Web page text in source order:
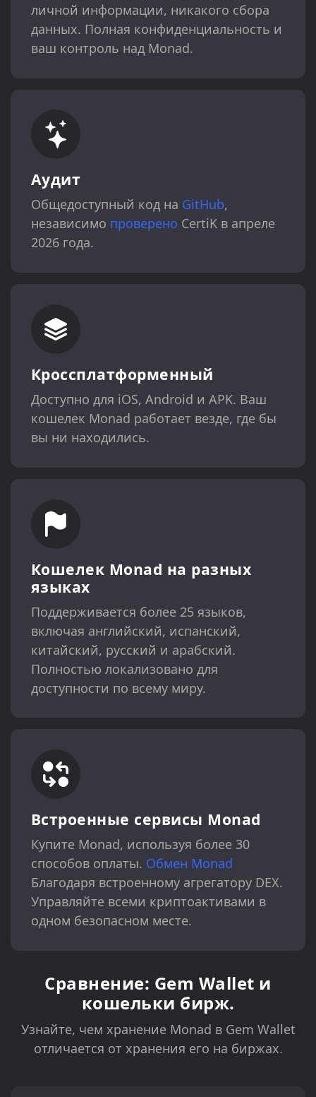
личной информации, никакого сбора
данных. Полная конфиденциальность и
ваш контроль над Monad.
Аудит
Общедоступный код на GitHub,
независимо проверено CertiK в апреле
2026 года.
Кроссплатформенный
Доступно для iOS, Android и APK. Ваш
кошелек Monad работает везде, где бы
вы ни находились.
Кошелек Monad на разных
языках
Поддерживается более 25 языков,
включая английский, испанский,
китайский, русский и арабский.
Полностью локализовано для
доступности по всему миру.
Встроенные сервисы Monad
Купите Monad, используя более 30
способов оплаты. Обмен Monad
Благодаря встроенному агрегатору DEX.
Управляйте всеми криптоактивами в
одном безопасном месте.
Сравнение: Gem Wallet и
кошельки бирж.
Узнайте, чем хранение Monad в Gem Wallet
отличается от хранения его на биржах.